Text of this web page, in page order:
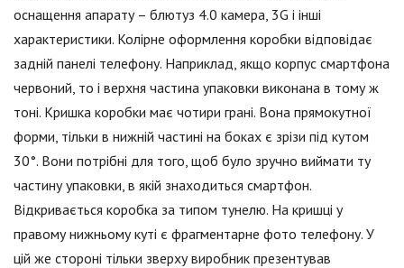
оснащення апарату – блютуз 4.0 камера, 3G і інші
характеристики. Колірне оформлення коробки відповідає
задній панелі телефону. Наприклад, якщо корпус смартфона
червоний, то і верхня частина упаковки виконана в тому ж
тоні. Кришка коробки має чотири грані. Вона прямокутної
форми, тільки в нижній частині на боках є зрізи під кутом
30°. Вони потрібні для того, щоб було зручно виймати ту
частину упаковки, в якій знаходиться смартфон.
Відкривається коробка за типом тунелю. На кришці у
правому нижньому куті є фрагментарне фото телефону. У
цій же стороні тільки зверху виробник презентував